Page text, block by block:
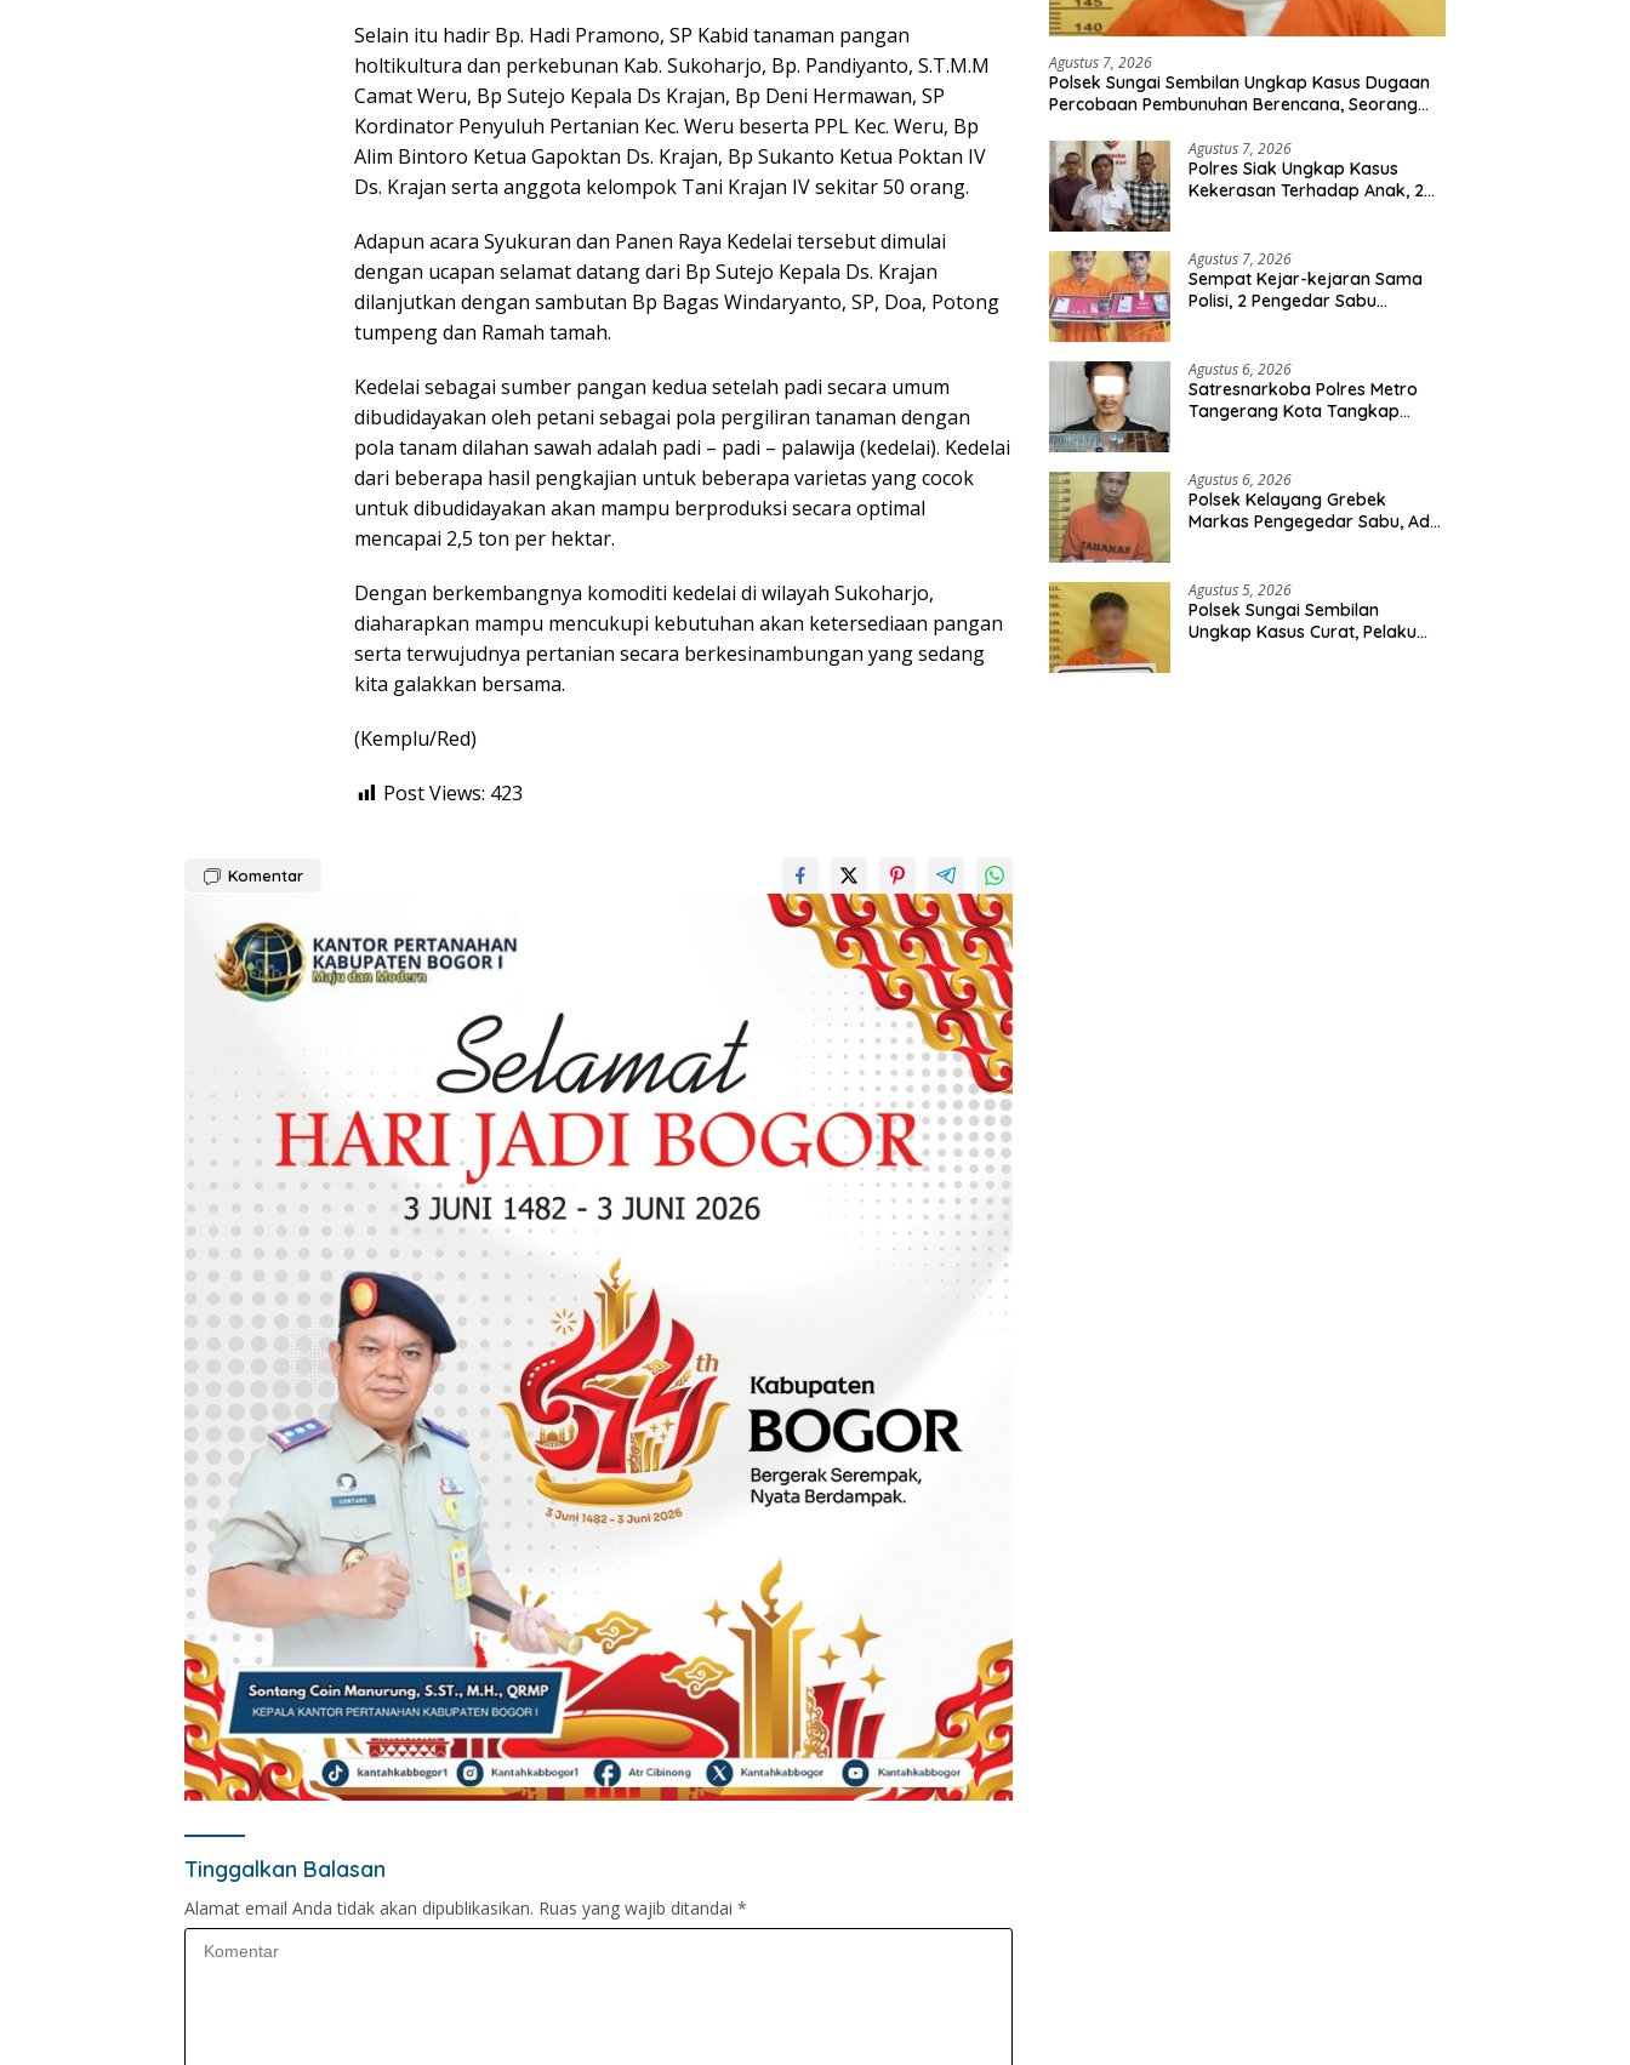
Selain itu hadir Bp. Hadi Pramono, SP Kabid tanaman pangan
holtikultura dan perkebunan Kab. Sukoharjo, Bp. Pandiyanto, S.T.M.M
Camat Weru, Bp Sutejo Kepala Ds Krajan, Bp Deni Hermawan, SP
Kordinator Penyuluh Pertanian Kec. Weru beserta PPL Kec. Weru, Bp
Alim Bintoro Ketua Gapoktan Ds. Krajan, Bp Sukanto Ketua Poktan IV
Ds. Krajan serta anggota kelompok Tani Krajan IV sekitar 50 orang.
Adapun acara Syukuran dan Panen Raya Kedelai tersebut dimulai
dengan ucapan selamat datang dari Bp Sutejo Kepala Ds. Krajan
dilanjutkan dengan sambutan Bp Bagas Windaryanto, SP, Doa, Potong
tumpeng dan Ramah tamah.
Kedelai sebagai sumber pangan kedua setelah padi secara umum
dibudidayakan oleh petani sebagai pola pergiliran tanaman dengan
pola tanam dilahan sawah adalah padi – padi – palawija (kedelai). Kedelai
dari beberapa hasil pengkajian untuk beberapa varietas yang cocok
untuk dibudidayakan akan mampu berproduksi secara optimal
mencapai 2,5 ton per hektar.
Dengan berkembangnya komoditi kedelai di wilayah Sukoharjo,
diaharapkan mampu mencukupi kebutuhan akan ketersediaan pangan
serta terwujudnya pertanian secara berkesinambungan yang sedang
kita galakkan bersama.
(Kemplu/Red)
Post Views: 423
Komentar
Tinggalkan Balasan
Alamat email Anda tidak akan dipublikasikan. Ruas yang wajib ditandai *
Agustus 7, 2026
Polsek Sungai Sembilan Ungkap Kasus Dugaan
Percobaan Pembunuhan Berencana, Seorang
Agustus 7, 2026
Polres Siak Ungkap Kasus
Kekerasan Terhadap Anak, 2
Agustus 7, 2026
Sempat Kejar-kejaran Sama
Polisi, 2 Pengedar Sabu
Agustus 6, 2026
Satresnarkoba Polres Metro
Tangerang Kota Tangkap
Hexymer Disita
Agustus 6, 2026
Polsek Kelayang Grebek
Markas Pengegedar Sabu, Ada
Agustus 5, 2026
Polsek Sungai Sembilan
Ungkap Kasus Curat, Pelaku